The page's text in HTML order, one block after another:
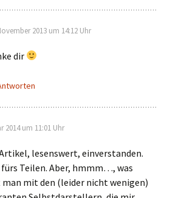
2013 um 14:12 Uhr
dir
2014 um 11:01 Uhr
lesenswert, einverstanden.
fürs Teilen. Aber, hmmm…, was
mit den (leider nicht wenigen)